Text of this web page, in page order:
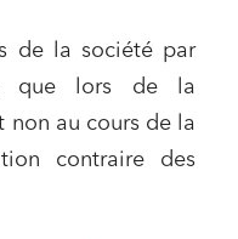
de la société par
que lors de la
non au cours de la
contraire des